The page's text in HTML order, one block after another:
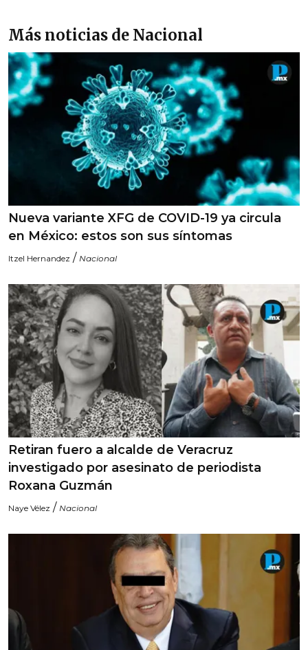
Más noticias de Nacional
Nueva variante XFG de COVID-19 ya circula
en México: estos son sus síntomas
Itzel Hernandez / Nacional
Retiran fuero a alcalde de Veracruz
investigado por asesinato de periodista
Roxana Guzmán
Naye Vélez / Nacional